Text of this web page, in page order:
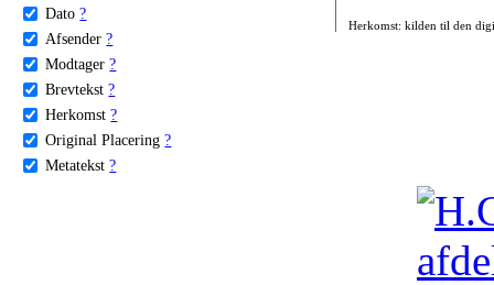
Dato ?
Afsender ?
Modtager ?
Brevtekst ?
Herkomst ?
Original Placering ?
Metatekst ?
Herkomst: kilden til den